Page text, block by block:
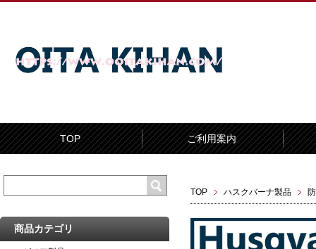
TOP ご利用案内
TOP ハスクバーナ製品
商品カテゴリ